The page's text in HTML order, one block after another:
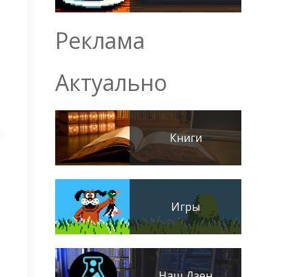
Реклама
Актуально
Книги
Игры